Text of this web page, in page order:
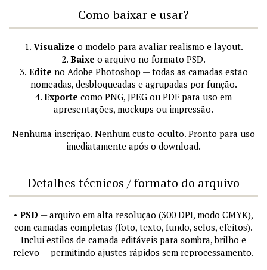
Como baixar e usar?
1. Visualize o modelo para avaliar realismo e layout.
2. Baixe o arquivo no formato PSD.
3. Edite no Adobe Photoshop — todas as camadas estão
nomeadas, desbloqueadas e agrupadas por função.
4. Exporte como PNG, JPEG ou PDF para uso em
apresentações, mockups ou impressão.
Nenhuma inscrição. Nenhum custo oculto. Pronto para uso
imediatamente após o download.
Detalhes técnicos / formato do arquivo
• PSD — arquivo em alta resolução (300 DPI, modo CMYK),
com camadas completas (foto, texto, fundo, selos, efeitos).
Inclui estilos de camada editáveis para sombra, brilho e
relevo — permitindo ajustes rápidos sem reprocessamento.